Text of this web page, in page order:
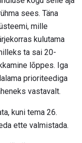
sees. Täna
mille
kulutama
ta sai 20-
lõppes. Iga
prioriteediga
vastavalt.
kuni tema 26.
ette valmistada.